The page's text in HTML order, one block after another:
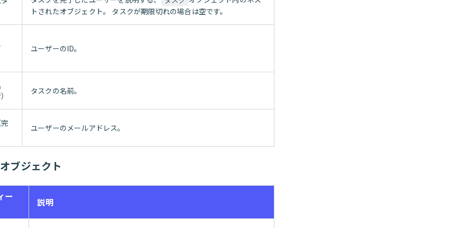
トされたオブジェクト。 タスクが期限切れの場合は空です。
ユーザーのID。
タスクの名前。
ユーザーのメールアドレス。
ブジェクト
ー
説明